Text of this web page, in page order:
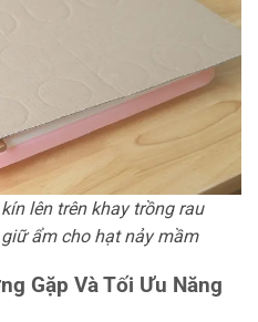
lên trên khay trồng rau
ẩm cho hạt nảy mầm
Gặp Và Tối Ưu Năng